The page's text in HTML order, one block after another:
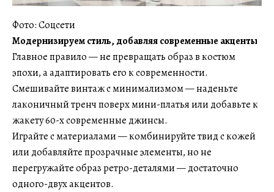
Фото: Соцсети
Модернизируем стиль, добавляя современные акценты
Главное правило — не превращать образ в костюм
эпохи, а адаптировать его к современности.
Смешивайте винтаж с минимализмом — наденьте
лаконичный тренч поверх мини-платья или добавьте к
жакету 60-х современные джинсы.
Играйте с материалами — комбинируйте твид с кожей
или добавляйте прозрачные элементы, но не
перегружайте образ ретро-деталями — достаточно
одного-двух акцентов.